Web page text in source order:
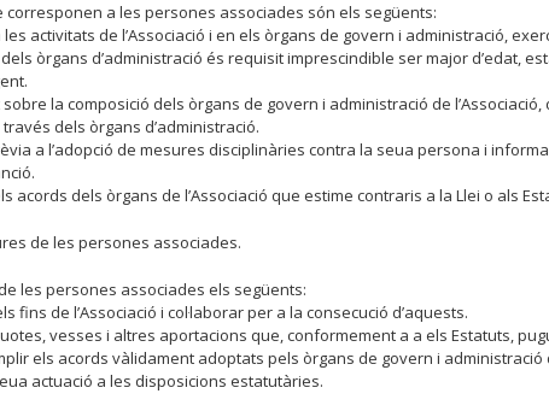
corresponen a les persones associades són els següents:
activitats de l’Associació i en els òrgans de govern i administració,
òrgans d’administració és requisit imprescindible ser major d’edat,
la composició dels òrgans de govern i administració de
dels òrgans d’administració.
a l’adopció de mesures disciplinàries contra la seua persona i
acords dels òrgans de l’Associació que estime contraris a la Llei o als
de les persones associades.
les persones associades els següents:
fins de l’Associació i col·laborar per a la consecució d’aquests.
vesses i altres aportacions que, conformement a a els Estatuts,
els acords vàlidament adoptats pels òrgans de govern i administració
actuació a les disposicions estatutàries.